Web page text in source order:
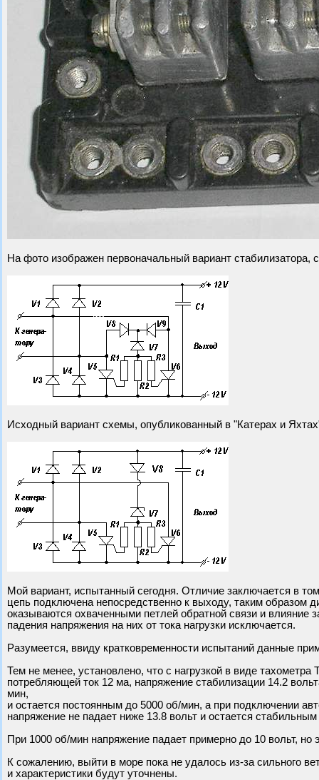
На фото изображен первоначальный вариант стабилизатора,
Исходный вариант схемы, опубликованный в "Катерах и
Мой вариант, испытанный сегодня. Отличие заключается в
цепь подключена непосредственно к выходу, таким образом
оказываются охваченными петлей обратной связи и влияние
падения напряжения на них от тока нагрузки исключается.
Разумеется, ввиду кратковременности испытаний данные
Тем не менее, установлено, что с нагрузкой в виде
потребляющей ток 12 ма, напряжение стабилизации 14.2
мин,
и остается постоянным до 5000 об/мин, а при подключении
напряжение не падает ниже 13.8 вольт и остается
При 1000 об/мин напряжение падает примерно до 10 вольт,
К сожалению, выйти в море пока не удалось из-за сильного
и характеристики будут уточнены.